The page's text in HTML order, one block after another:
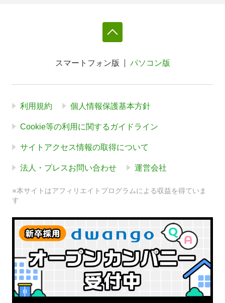
スマートフォン版 パソコン版
利用規約 個人情報保護基本方針
Cookie等の利用に関するガイドライン
サイトアクセス情報の取得について
法人・プレスお問い合わせ 運営会社
※本サイトはアフィリエイトプログラムによる収益を得ていま
す